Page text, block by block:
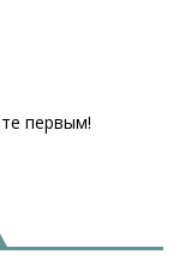
первым!